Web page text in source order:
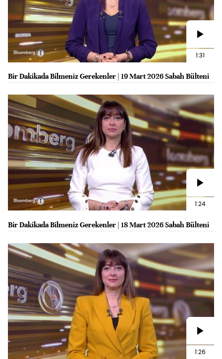
1:31
Bir Dakikada Bilmeniz Gerekenler | 19 Mart 2026 Sabah Bülteni
1:24
Bir Dakikada Bilmeniz Gerekenler | 18 Mart 2026 Sabah Bülteni
1:26